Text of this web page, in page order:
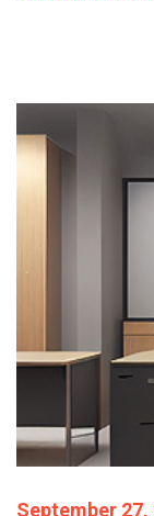
September 27,